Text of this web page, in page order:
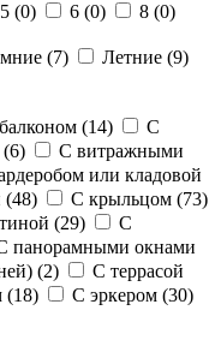
5 (0) 6 (0) 8 (0)
(7) Летние (9)
(14)
С
(6)
С витражными
или кладовой
(48) С крыльцом (73)
(29)
С
панорамными окнами
(2)
С террасой
(18) С эркером (30)